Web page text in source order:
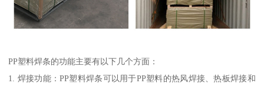
PP塑料焊条的功能主要有以下几个方面：
1. 焊接功能：PP塑料焊条可以用于PP塑料的热风焊接、热板焊接和